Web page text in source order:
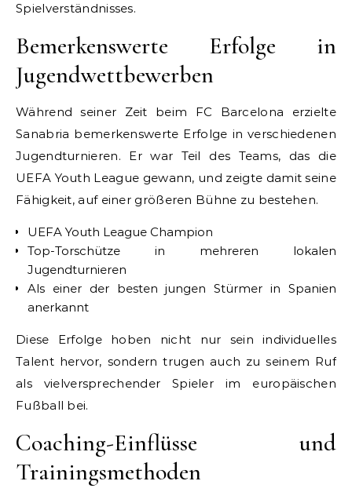
Spielverständnisses.
Bemerkenswerte Erfolge in
Jugendwettbewerben
Während seiner Zeit beim FC Barcelona erzielte
Sanabria bemerkenswerte Erfolge in verschiedenen
Jugendturnieren. Er war Teil des Teams, das die
UEFA Youth League gewann, und zeigte damit seine
Fähigkeit, auf einer größeren Bühne zu bestehen.
UEFA Youth League Champion
Top-Torschütze in mehreren lokalen
Jugendturnieren
Als einer der besten jungen Stürmer in Spanien
anerkannt
Diese Erfolge hoben nicht nur sein individuelles
Talent hervor, sondern trugen auch zu seinem Ruf
als vielversprechender Spieler im europäischen
Fußball bei.
Coaching-Einflüsse und
Trainingsmethoden